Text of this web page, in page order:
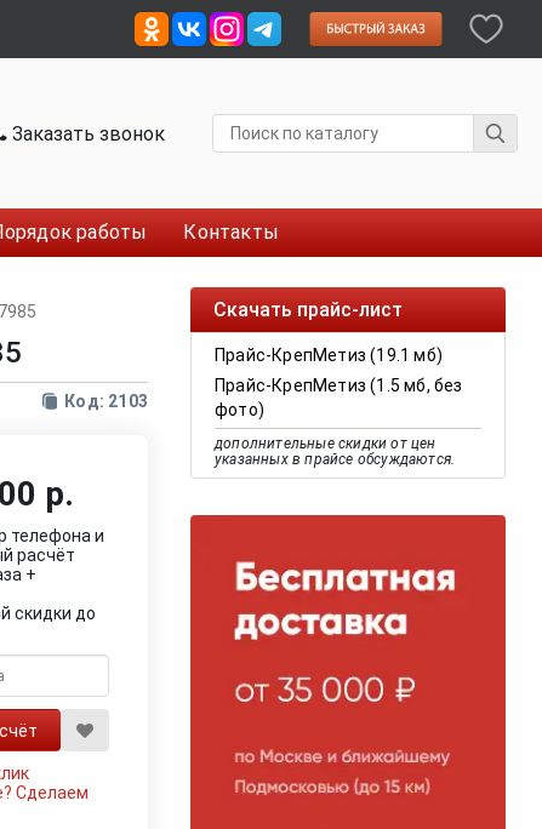
Заказать звонок
работы Контакты
Скачать прайс-лист
Прайс-КрепМетиз (19.1 мб)
Прайс-КрепМетиз (1.5 мб, без
фото)
дополнительные скидки от цен
указанных в прайсе обсуждаются.
Код: 2103
р.
телефона и
расчёт
+
скидки до
Сделаем